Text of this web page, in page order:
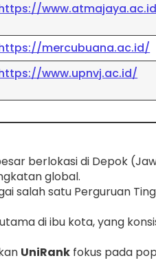
mercubuana.ac.id/
www.upnvj.ac.id/
berlokasi di Depok
global.
salah satu Perguruan
di ibu kota, yang
UniRank fokus pada